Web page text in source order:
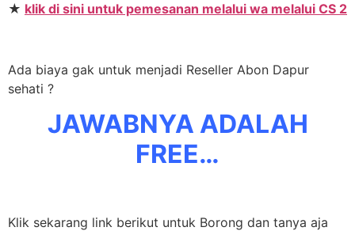
★ klik di sini untuk pemesanan melalui wa melalui CS 2
Ada biaya gak untuk menjadi Reseller Abon Dapur
sehati ?
JAWABNYA ADALAH
FREE…
Klik sekarang link berikut untuk Borong dan tanya aja